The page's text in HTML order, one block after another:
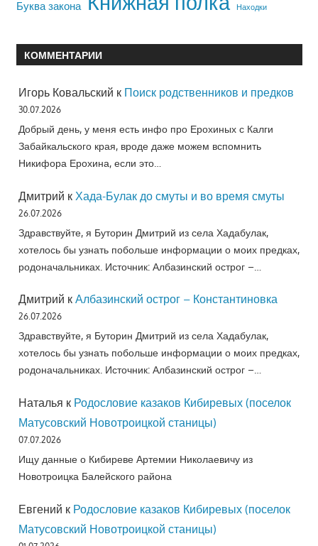
Буква закона Находки
КОММЕНТАРИИ
Игорь Ковальский к Поиск родственников и предков
30.07.2026
Добрый день, у меня есть инфо про Ерохиных с Калги
Забайкальского края, вроде даже можем вспомнить
Никифора Ерохина, если это…
Дмитрий к Хада-Булак до смуты и во время смуты
26.07.2026
Здравствуйте, я Буторин Дмитрий из села Хадабулак,
хотелось бы узнать побольше информации о моих предках,
родоначальниках. Источник: Албазинский острог –…
Дмитрий к Албазинский острог – Константиновка
26.07.2026
Здравствуйте, я Буторин Дмитрий из села Хадабулак,
хотелось бы узнать побольше информации о моих предках,
родоначальниках. Источник: Албазинский острог –…
Наталья к Родословие казаков Кибиревых (поселок
Матусовский Новотроицкой станицы)
07.07.2026
Ищу данные о Кибиреве Артемии Николаевичу из
Новотроицка Балейского района
Евгений к Родословие казаков Кибиревых (поселок
Матусовский Новотроицкой станицы)